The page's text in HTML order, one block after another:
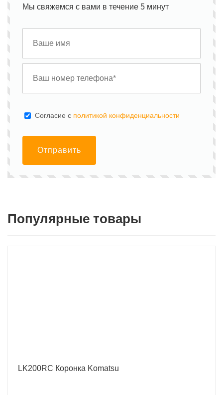
Мы свяжемся с вами в течение 5 минут
Cогласие с политикой конфиденциальности
Отправить
Популярные товары
LK200RC Коронка Komatsu